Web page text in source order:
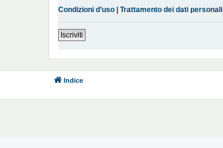
Condizioni d’uso | Trattamento dei dati personali
Iscriviti
Indice